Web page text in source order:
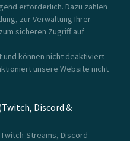
erforderlich. Dazu zählen
zur Verwaltung Ihrer
sicheren Zugriff auf
können nicht deaktiviert
unsere Website nicht
Discord &
Streams, Discord-